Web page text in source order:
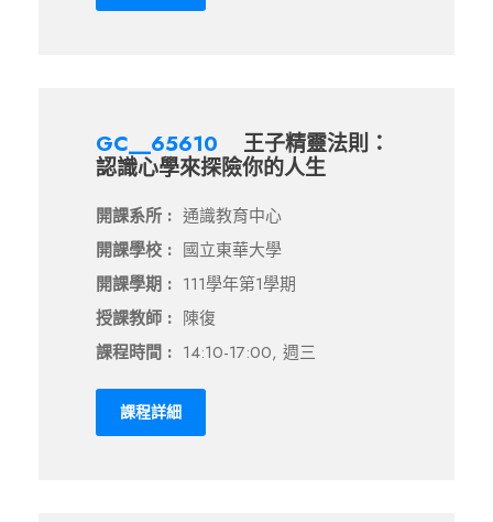
GC__65610
王子精靈法則：
認識心學來探險你的人生
開課系所 : 通識教育中心
開課學校 : 國立東華大學
開課學期 : 111學年第1學期
授課教師 : 陳復
課程時間 : 14:10-17:00, 週三
課程詳細